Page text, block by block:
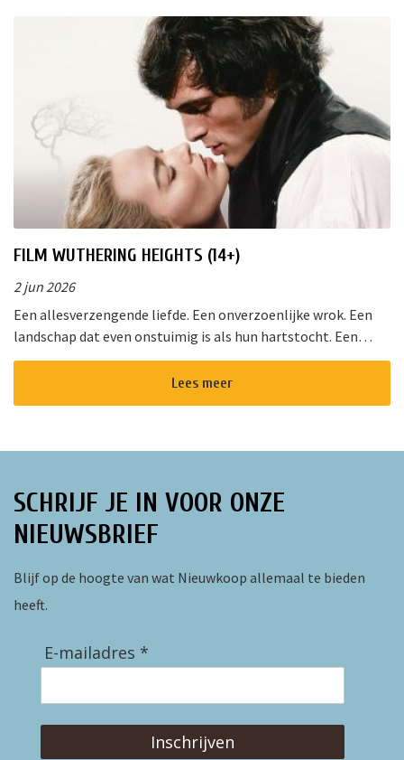
FILM WUTHERING HEIGHTS (14+)
2 jun 2026
Een allesverzengende liefde. Een onverzoenlijke wrok. Een
landschap dat even onstuimig is als hun hartstocht. Een
gedurfde en originele verfilming van de wereldberoemde
Lees meer
SCHRIJF JE IN VOOR ONZE
NIEUWSBRIEF
Blijf op de hoogte van wat Nieuwkoop allemaal te bieden
heeft.
E-mailadres *
Inschrijven